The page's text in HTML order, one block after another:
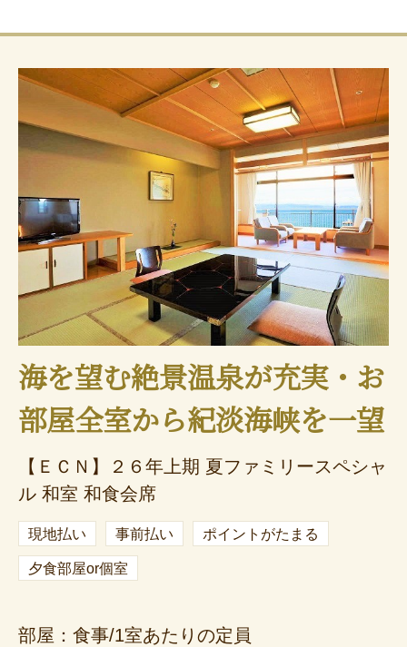
海を望む絶景温泉が充実・お
部屋全室から紀淡海峡を一望
【ＥＣＮ】２６年上期 夏ファミリースペシャ
ル 和室 和食会席
現地払い 事前払い ポイントがたまる
夕食部屋or個室
部屋：食事/1室あたりの定員